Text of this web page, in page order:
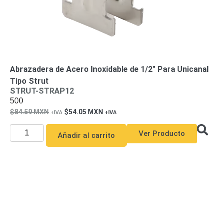
Abrazadera de Acero Inoxidable de 1/2″ Para Unicanal
Tipo Strut
STRUT-STRAP12
500
84.59MXN 54.05 MXN
Añadir al carrito Ver Producto